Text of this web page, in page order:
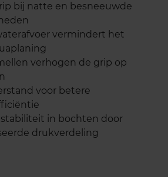
bij natte en besneeuwde
vermindert het
verhogen de grip op
voor betere
in bochten door
drukverdeling